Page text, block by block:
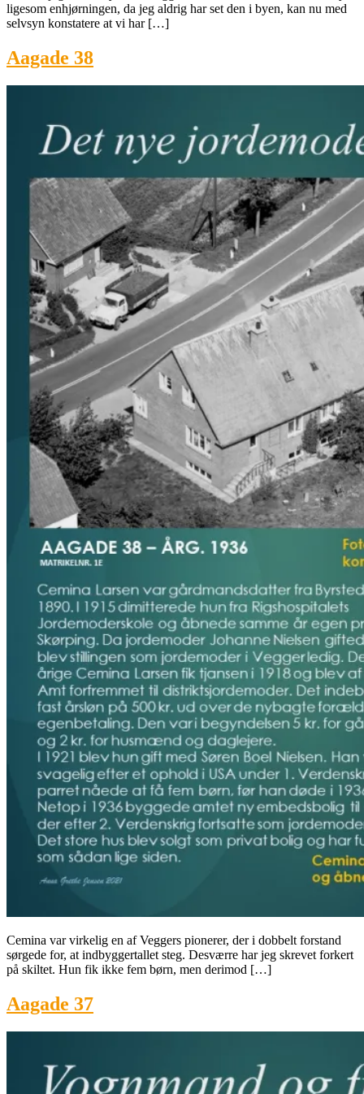
ligesom enhjørningen, da jeg aldrig har set den i byen, kan nu med
selvsyn konstatere at vi har […]
Aagade 38
Cemina var virkelig en af Veggers pionerer, der i dobbelt forstand
sørgede for, at indbyggertallet steg. Desværre har jeg skrevet forkert
på skiltet. Hun fik ikke fem børn, men derimod […]
Aagade 37